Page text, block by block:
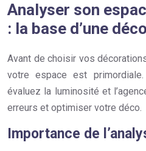
Analyser son
: la base d’une
Avant de choisir vos
votre espace est
évaluez la luminosité et
erreurs et optimiser votre déco.
Importance de